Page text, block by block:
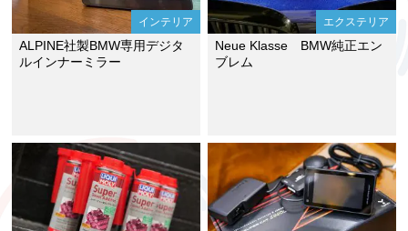
インテリア
ALPINE社製BMW専用デジタ
ルインナーミラー
エクステリア
Neue Klasse BMW純正エン
ブレム